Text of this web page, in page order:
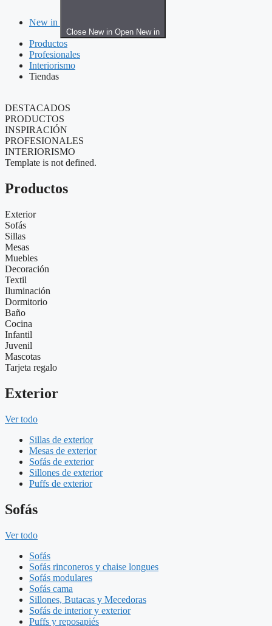
New in
Close New in Open New in
Productos
Profesionales
Interiorismo
Tiendas
DESTACADOS
PRODUCTOS
INSPIRACIÓN
PROFESIONALES
INTERIORISMO
Template is not defined.
Productos
Exterior
Sofás
Sillas
Mesas
Muebles
Decoración
Textil
Iluminación
Dormitorio
Baño
Cocina
Infantil
Juvenil
Mascotas
Tarjeta regalo
Exterior
Ver todo
Sillas de exterior
Mesas de exterior
Sofás de exterior
Sillones de exterior
Puffs de exterior
Sofás
Ver todo
Sofás
Sofás rinconeros y chaise longues
Sofás modulares
Sofás cama
Sillones, Butacas y Mecedoras
Sofás de interior y exterior
Puffs y reposapiés